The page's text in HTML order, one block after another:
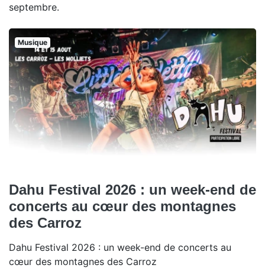
septembre.
Musique
Dahu Festival 2026 : un week-end de
concerts au cœur des montagnes
des Carroz
Dahu Festival 2026 : un week-end de concerts au
cœur des montagnes des Carroz